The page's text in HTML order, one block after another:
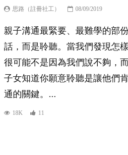
思路（註冊社工） 08/09/2019
親子溝通最緊要、最難學的部
話，而是聆聽。當我們發現怎
很可能不是因為我們說不夠，
子女知道你願意聆聽是讓他們
通的關鍵。...
18K 11